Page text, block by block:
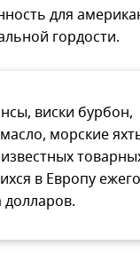
для
гордости.
виски бурбон,
морские
в Европу